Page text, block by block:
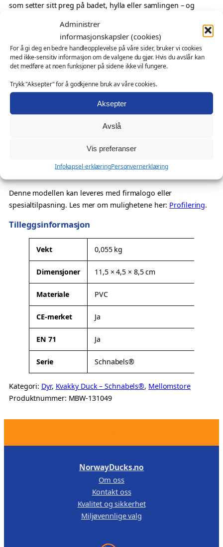
Administrer
informasjonskapsler (cookies)
For å gi deg en bedre handleopplevelse på våre sider, bruker vi cookies
med ikke-sensitiv informasjon om de valgene du gjør. Hvis du avslår kan
det medføre at noen funksjoner på sidene ikke vil fungere.
Trykk "Aksepter" for å godkjenne bruk av våre cookies.
Aksepter
Avslå
Vis preferanser
Infokapsel-erklæringPersonvernerklæring
som setter sitt preg på badet, hylla eller samlingen – og
Gave til dyreelsker
En leken detalj med landlig preg
Oppmerksomhet med humor
Samlerobjekt med særpreg
Også velegnet som
profilprodukt for temabutikker, events og kampanjer
kundegave – med eller uten logo
Ønsker du profilering?
Denne modellen kan leveres med firmalogo eller
spesialtilpasning. Les mer om mulighetene her: Profilering.
Tilleggsinformasjon
A
t
t
ri
b
u
t
e
e
d
i
Vekt 0,055 kg
Dimensjoner 11,5 × 4,5 × 8,5 cm
Materiale PVC
CE-merket Ja
EN 71 Ja
Serie Schnabels®
Kategori: Dyr, Kvakky Duck – Schnabels®, Mellomstore
Produktnummer: MBW-131049
NorwayDucks.no
Om oss
Kontakt oss
Kvalitet og sikkerhet
Miljøvennlige valg